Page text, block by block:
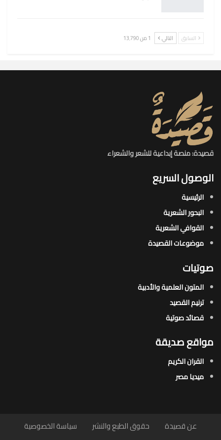
السابق التالي 1 من 13٬790
قصيدة: منصة إبداعية للشعر والشعراء
الوصول السريع
الرئيسية
البحور الشعرية​
القوافي الشعرية​
موضوعات القصيدة​
صوتيات
المتون العلمية والأدبية
ترنيم القصيد
قصائد صوتية
مواقع صديقة
القران الكريم
ميديا مصر
عن قصيدة حقوق الطبع والنشر سياسة الخصوصية